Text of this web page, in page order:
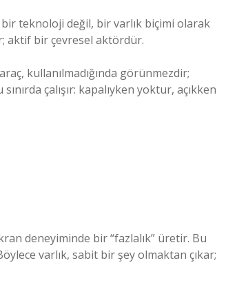
teknoloji değil, bir varlık biçimi olarak
aktif bir çevresel aktördür.
kullanılmadığında görünmezdir;
çalışır: kapalıyken yoktur, açıkken
deneyiminde bir “fazlalık” üretir. Bu
varlık, sabit bir şey olmaktan çıkar;